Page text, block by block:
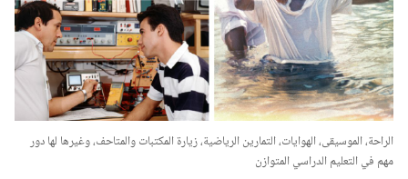
الراحة،‏ الموسيقى،‏ الهوايات،‏ التمارين الرياضية،‏ زيارة المكتبات والمتاحف،‏ وغيرها لها دور
مهم في التعليم الدراسي المتوازن